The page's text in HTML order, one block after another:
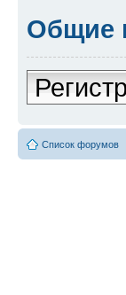
Общие
Список форумов